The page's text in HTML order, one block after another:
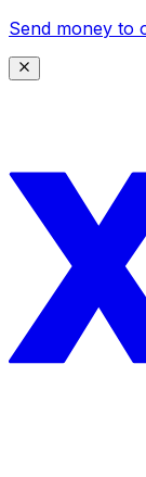
Send money to